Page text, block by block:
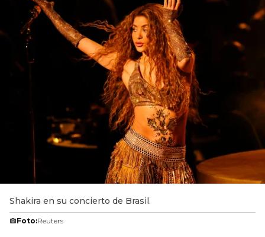
Shakira en su concierto de Brasil.
Foto:Reuters